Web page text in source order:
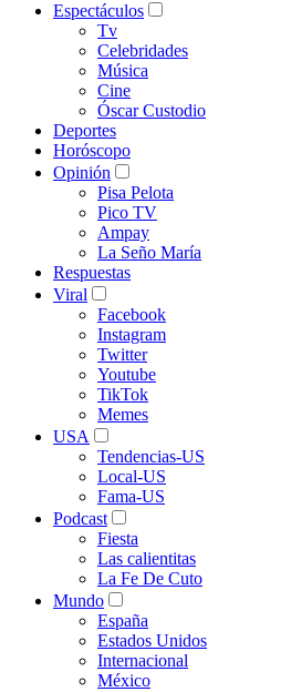
Espectáculos
Tv
Celebridades
Música
Cine
Óscar Custodio
Deportes
Horóscopo
Opinión
Pisa Pelota
Pico TV
Ampay
La Seño María
Respuestas
Viral
Facebook
Instagram
Twitter
Youtube
TikTok
Memes
USA
Tendencias-US
Local-US
Fama-US
Podcast
Fiesta
Las calientitas
La Fe De Cuto
Mundo
España
Estados Unidos
Internacional
México